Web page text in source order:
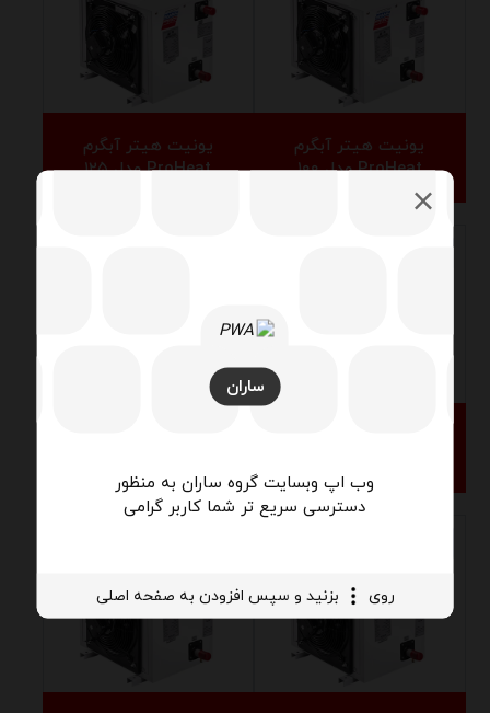
ساران
وب اپ وبسایت گروه ساران به منظور
دسترسی سریع تر شما کاربر گرامی
روی بزنید و سپس افزودن به صفحه اصلی
یونیت هیتر آبگرم
ProHeat مدل ۱۰۰
یونیت هیتر آبگرم
ProHeat مدل ۱۲۵